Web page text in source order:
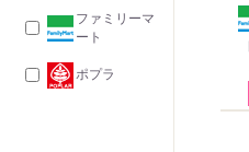
ファミリーマ
ート
ポプラ